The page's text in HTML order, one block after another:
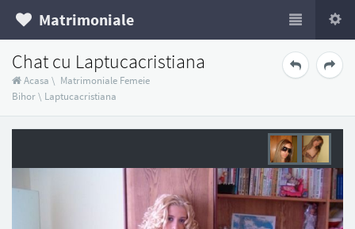
Matrimoniale
Chat cu Laptucacristiana
Acasa \ Matrimoniale Femeie
Bihor\ Laptucacristiana